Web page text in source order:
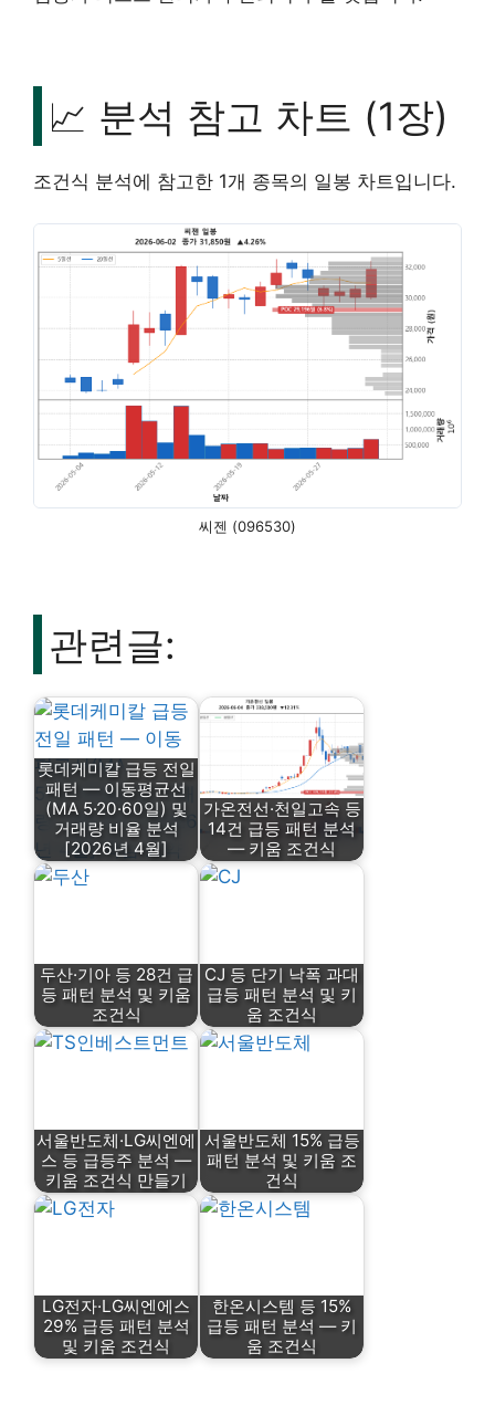
📈 분석 참고 차트 (1장)
조건식 분석에 참고한 1개 종목의 일봉 차트입니다.
씨젠 (096530)
관련글:
롯데케미칼 급등 전일
패턴 — 이동평균선
(MA 5·20·60일) 및
거래량 비율 분석
[2026년 4월]
가온전선·천일고속 등
14건 급등 패턴 분석
— 키움 조건식
두산·기아 등 28건 급
등 패턴 분석 및 키움
조건식
CJ 등 단기 낙폭 과대
급등 패턴 분석 및 키
움 조건식
서울반도체·LG씨엔에
스 등 급등주 분석 —
키움 조건식 만들기
서울반도체 15% 급등
패턴 분석 및 키움 조
건식
LG전자·LG씨엔에스
29% 급등 패턴 분석
및 키움 조건식
한온시스템 등 15%
급등 패턴 분석 — 키
움 조건식